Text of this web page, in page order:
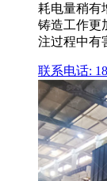
耗电量稍有
铸造工作更
注过程中有
联系电话: